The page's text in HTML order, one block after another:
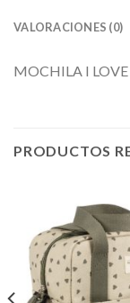
VALORACIONES (0)
MOCHILA I
PRODUCTOS